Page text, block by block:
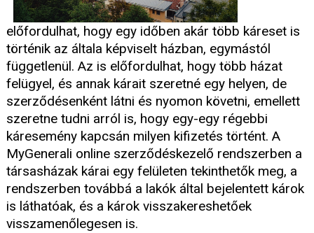
előfordulhat, hogy egy időben akár több káreset is
történik az általa képviselt házban, egymástól
függetlenül. Az is előfordulhat, hogy több házat
felügyel, és annak kárait szeretné egy helyen, de
szerződésenként látni és nyomon követni, emellett
szeretne tudni arról is, hogy egy-egy régebbi
káresemény kapcsán milyen kifizetés történt. A
MyGenerali online szerződéskezelő rendszerben a
társasházak kárai egy felületen tekinthetők meg, a
rendszerben továbbá a lakók által bejelentett károk
is láthatóak, és a károk visszakereshetőek
visszamenőlegesen is.